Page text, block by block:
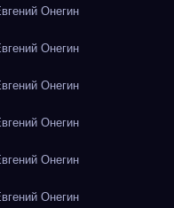
Онегин
Онегин
Онегин
Онегин
Онегин
Онегин